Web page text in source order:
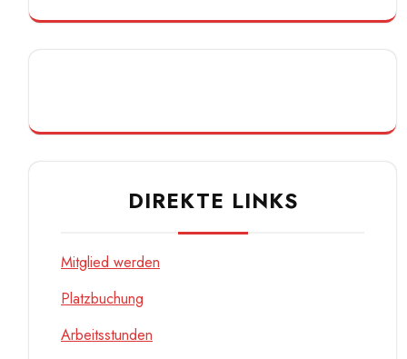
DIREKTE LINKS
Mitglied werden
Platzbuchung
Arbeitsstunden